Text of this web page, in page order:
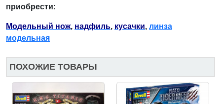
приобрести:
Модельный нож, надфиль, кусачки, линза
модельная
ПОХОЖИЕ ТОВАРЫ